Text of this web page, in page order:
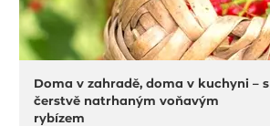
Doma v zahradě, doma v kuchyni – s
čerstvě natrhaným voňavým
rybízem